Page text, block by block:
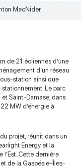
MacNider
de 21 éoliennes d’une
d’un réseau
station ainsi que
stationnement. Le parc
Saint-Damase, dans
MW d’énergie à
projet, réunit dans un
Energy et la
Cette dernière
de la Gaspésie–Îles-